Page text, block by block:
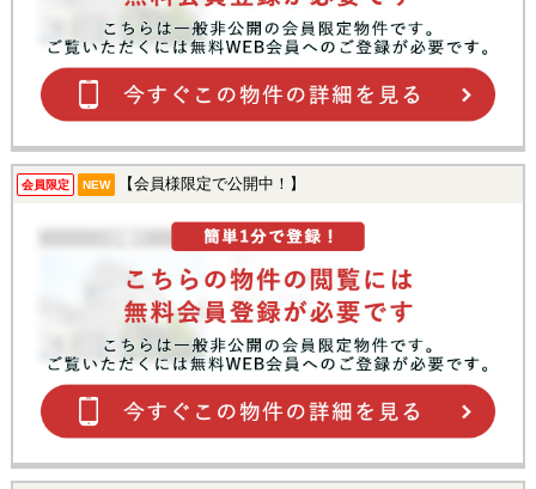
会員限定 NEW 【会員様限定で公開中！】